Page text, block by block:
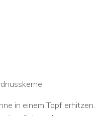
in einem Topf erhitzen.